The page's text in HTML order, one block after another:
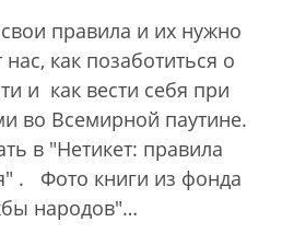
правила и их нужно
как позаботиться о
и как вести себя при
во Всемирной паутине.
в "Нетикет: правила
. Фото книги из фонда
народов"…